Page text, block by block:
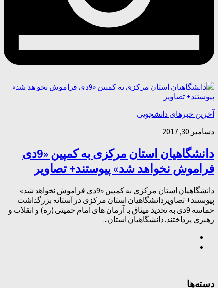
آخرین خبرهای دانشجویی
دسامبر 30, 2017
دانشگاهیان استان مرکزی به کمپین «9دی
فراموش نخواهد شد» پیوستند+ تصاویر
دانشگاهیان استان مرکزی به کمپین «9دی فراموش نخواهد شد»
پیوستند+ تصاویردانشگاهیان استان مرکزی در آستانه بزرگداشت
حماسه 9دی به تجدید میثاق با آرمان های امام خمینی (ره) و انقلاب و
رهبری پرداختند. دانشگاهیان استان...
دسته‌ها